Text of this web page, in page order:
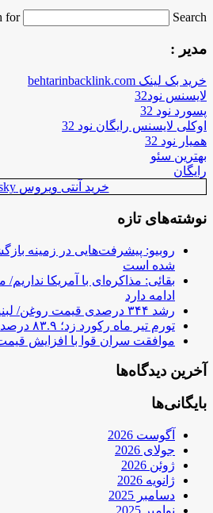
for
Search …
مدیر :
خرید بک لینک behtarinbacklink.com
لایسنس نود32
پسورد نود 32
اوکلی لایسنس رایگان نود 32
همیار نود 32
بهترین سئو
رایگان
خرید آنتی ویروس Kaspersky
نوشته‌های تازه
روبیو: پیشرفت‌هایی در زمینه
شده است
بقائی: مذاکره‌ای با آمریکا
ادامه دارد
رشد ۳۴۴ درصدی قیمت روغن/ لبنیات چقدر گران شد؟
تورم تیر ماه رکورد زد؛ ۸۳.۹ درصد
موافقت سران قوا با افزایش
آخرین دیدگاه‌ها
بایگانی‌ها
آگوست 2026
جولای 2026
ژوئن 2026
ژانویه 2026
دسامبر 2025
نوامبر 2025